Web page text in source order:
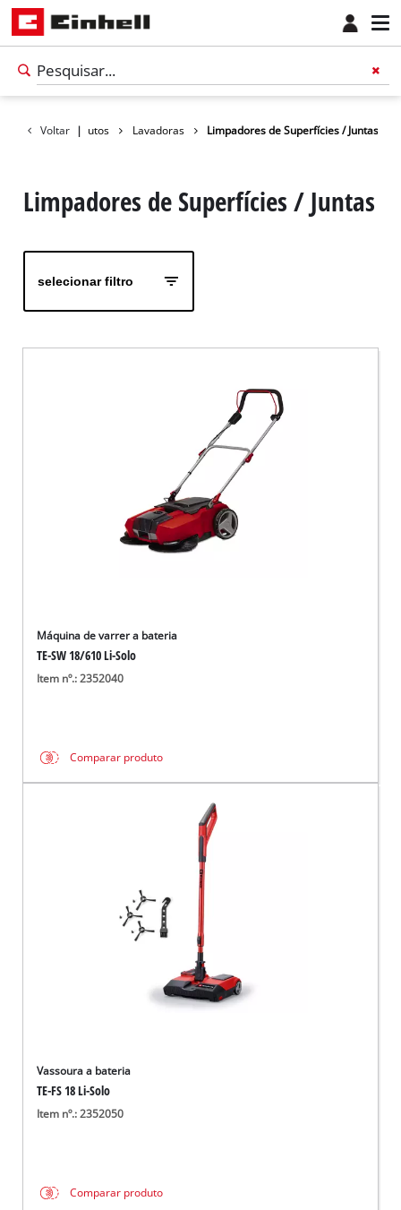
Voltar |
Produtos Lavadoras Limpadores de Superfícies / Juntas
Limpadores de Superfícies / Juntas
selecionar filtro
Máquina de varrer a bateria
TE-SW 18/610 Li-Solo
Item nº.: 2352040
Comparar produto
Vassoura a bateria
TE-FS 18 Li-Solo
Item nº.: 2352050
Comparar produto